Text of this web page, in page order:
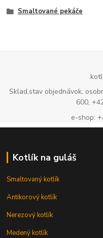
Smaltované pekáče
Sklad,stav objednávok,
600,
e-shop:
Kotlík na guláš
Smaltovaný kotlík
Antikorový kotlík
Nerezový kotlík
Medený kotlík